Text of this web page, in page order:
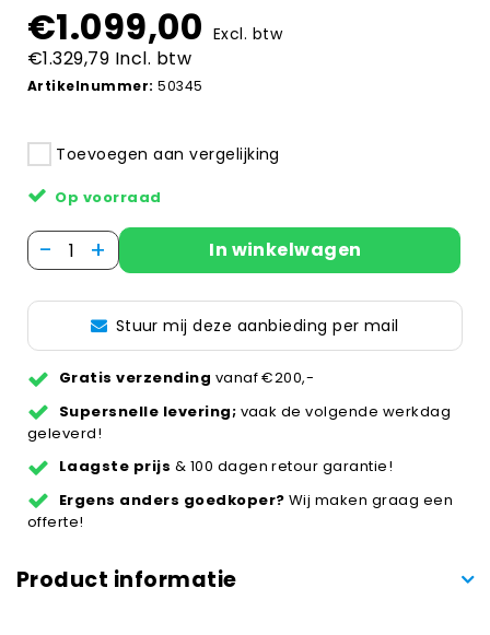
€1.099,00 Excl. btw
€1.329,79 Incl. btw
Artikelnummer: 50345
Toevoegen aan vergelijking
Op voorraad
- + In winkelwagen
Stuur mij deze aanbieding per mail
Gratis verzending vanaf €200,-
Supersnelle levering; vaak de volgende werkdag
geleverd!
Laagste prijs & 100 dagen retour garantie!
Ergens anders goedkoper? Wij maken graag een
offerte!
Product informatie